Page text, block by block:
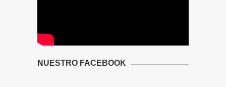
NUESTRO FACEBOOK